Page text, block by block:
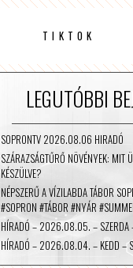
TIKTOK
LEGUTÓBBI
SOPRONTV 2026.08.06 HIRADÓ
SZÁRAZSÁGTŰRŐ NÖVÉNYEK: MIT
KÉSZÜLVE?
NÉPSZERŰ A VÍZILABDA TÁBOR
#SOPRON #TÁBOR #NYÁR
HÍRADÓ – 2026.08.05. – SZERDA
HÍRADÓ – 2026.08.04. – KEDD –